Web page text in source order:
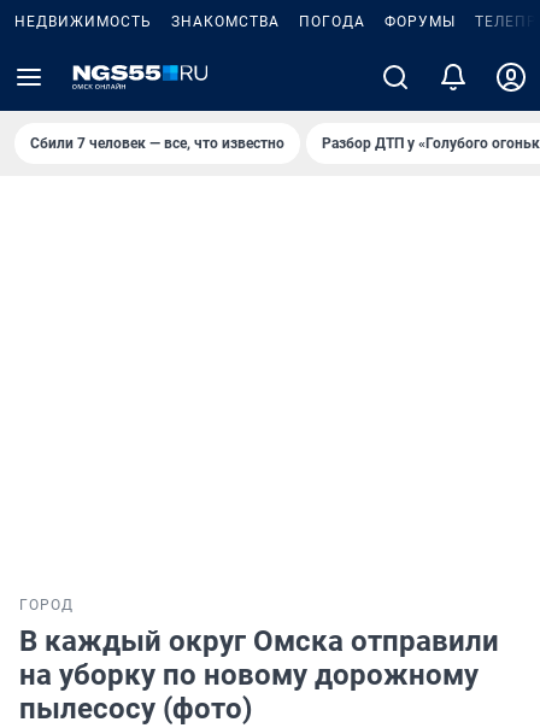
НЕДВИЖИМОСТЬ ЗНАКОМСТВА ПОГОДА ФОРУМЫ
Сбили 7 человек — все, что известно Разбор ДТП у «Голубого
ГОРОД
В каждый округ Омска отправили
на уборку по новому дорожному
пылесосу (фото)